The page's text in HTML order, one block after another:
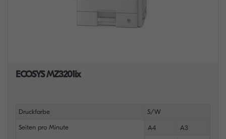
ECOSYS MZ3201ix
Druckfarbe S/W
Seiten pro Minute A4 A3